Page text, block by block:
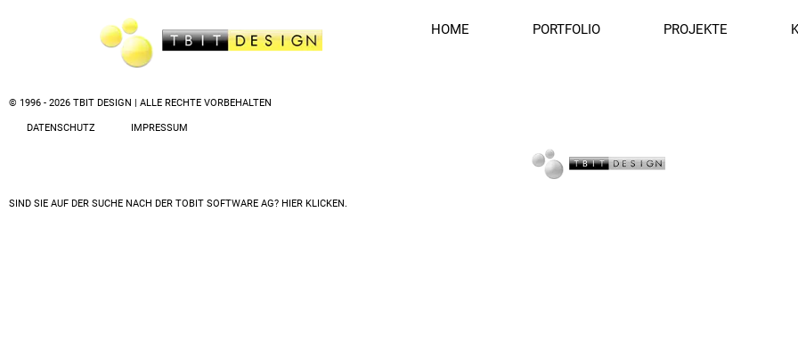
HOME PORTFOLIO PROJEKTE
© 1996 - 2026 TBIT DESIGN | ALLE RECHTE VORBEHALTEN
DATENSCHUTZ IMPRESSUM
SIND SIE AUF DER SUCHE NACH DER TOBIT SOFTWARE AG? HIER KLICKEN.